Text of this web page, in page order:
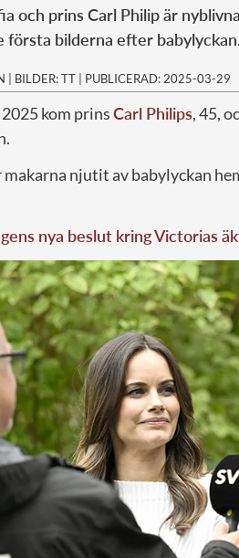
och prins Carl Philip är
första bilderna efter
| BILDER: TT | PUBLICERAD: 2025-03-29
kom prinsCarl Philips, 45,
makarna njutit av babylyckan
nya beslut kring Victorias